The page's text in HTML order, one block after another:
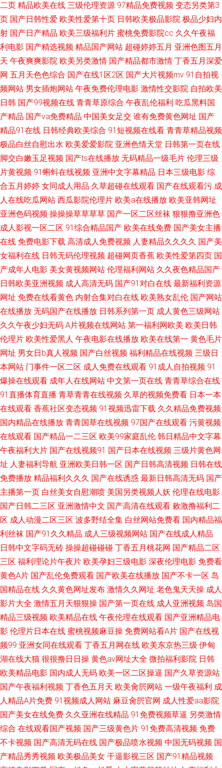
深夜无限 精品福利视频五区 伊人久久精品 熟妇在线观看 国产精品色情大片
在线 热久久麻豆 日本视频导航 成人天堂免费无码 撸不卡av 日本污在线观看
成人在线视频 精品少妇操B17 欧美香蕉aa www一起草婷婷 福利精品 女生扣
比出水视频 91直接观看网页 国产91黄色包情网站 欧美日韩一区久草 草莓
APP 国产自产23区 欧美十次 爱爱传谋蜜桃 国产91自拍网站 欧美成人一二区
欧美主播精品视频 福利片伊人网 免费三级网站 青娱乐导航 豆花在线视频 欧
美品在线 日韩高清无码网址 国产乱子伦露脸老女人 婷婷六月天 午夜合集 黄
色网业址 91看片黑丝学生 尤物视频91黄片黑料 狼人AV论坛 91最新网页 97
超碰青青 蜜桃视频91 91一区二区mv 99操 美女国产 91长视频蜜桃 97超碰
老师 美女少妇一区二区 91性视频 av超碰碰 欧美日韩国产爱爱 成人国产天堂
网 久久9199 殴美日韩性A√ 成人短篇在线视频观看 久久黄色网 人妻丝袜诱
惑无码 国产精品久久97 四虎福利av导航 色在线网站 韩日色情 曰韩在线视频
八V 五月天四房 黄色网络免费看 91n网站免费进入 欧美色TV 日韩AN 欧美男
女黄色 97日韩精品 91露脸在线播放 久久精国品视频
二页 精品欧美在线 三级伦理资源 97精品免费视频 变态另类第3
页 国产日韩性爱 欧美性爱第十页 日韩欧美极品影院 极品少妇内
射 国产日产精品 欧美三级福利片 蜜桃免费影院cc 久久午夜福
利电影 国产精选视频 精品国产网站 超碰婷婷五月 亚洲色图五月
天 午夜爽爽影院 欧美另类激情 国产精品都市激情 丁香五月深爱
网 五月天色色综合 国产在线1区2区 国产大片视频mv 91自拍视
频网站 男女插炮网站 午夜免费伦理电影 激情性交影院 自拍欧美
日韩 国产99视频在线 青青草原综合 午夜乱伦福利 吃瓜黑料国
产精品 国产va免费精品 中国美女足交 谁有免费黄色网址 国产
精品91在线 日韩经典欧美综合 91短视频在线看 青青草精品视频
极品白丝自慰出水 欧美爱爱影院 亚洲色情天堂 日韩第一页在线
脚交白嫩玉足视频 国产ts在线播放 无码精品一级毛片 伦理三级
片黄视频 91蝌蚪在线视频 亚洲中文字幕精品 日本三级电影 综
合五月婷婷 女同成人用品 久草超碰在线观看 国产在线观看污 成
人在线吃瓜网站 西瓜影院伦理片 欧美a在线播放 欧美亚韩网址
亚洲色码视频 操操操草草草草 国产一区二区丝袜 狠狠撸亚洲色
成人影视一区二区 91综合精品国产 欧美在线免费 国产美女主播
在线 免费电影下载 高清成人免费视频 人妻精品久久久久 国产美
女福利在线 日韩无码伦理视频 超碰网页香蕉 欧美性爱第四页 国
产成年人电影 美女黄视频网站 伦理福利网站 久久夜色精品国产
日韩欧美亚洲视频 成人高清无码 国产91对白在线 最新福利资源
网址 免费在线看黄色 内射合集对白在线 欧美熟女乱伦 国产网站
在线播放 无码国产在线播放 日韩系列第一页 成人黄色三级网站
久久午夜少妇无码 A片视频在线网站 第一福利网欧美 欧美日韩
伦理片 欧美性爱黑人 午夜电影在线播放 欧美在线第一 黄色毛片
网址 男女日b真人视频 国产白丝视频 福利精品在线视频 三级日
本网站 门事件一区二区 成人免费在线观看 91成人自拍视频 91
爆操在线观看 成年人在线网站 中文第一页在线 青青草综合在线
91直播体育直播 青草青青在线视频 久草的视频免费看 日本一本
在线观看 香蕉社区变态视频 91视频迅雷下载 久久精品免费视频
国内精品在线播放 青青国草在线视频 97国产在线观看 污黄视频
在线观看 国产精品一二三区 欧美99家庭乱伦 韩日精品中文字幕
午夜福利大片 国产在线视频91 国产日本在线视频 三级片黄色网
址 人妻福利导航 亚洲欧美日韩一区 国产日韩高清视频 日韩在线
免费播放 精品福利久久久 国产在线诱惑 最新日韩高清无码 国产
主播第一页 白丝美女自慰潮喷 美国另类视频人妖 伦理在线电影
国产日韩二三区 亚洲激情中文 国产高清在线观看 敕激撸福利二
区 成人动漫二区三区 波多野结全集 白丝网站免费看 国内精品福
利丝袜 国产91久久精品 成人三级视频网站 国产在线成人精品
日韩中文字码无砖 操操超碰碰碰 丁香五月桃花网 国产精品二区
三区 福利理论片午夜片 欧美孕妇三级电影 深夜伦理电影 免费看
黄色A片 国产乱伦免费观看 国产欧美在线播放 国产不卡一区 岛
国精品在线 久久黄色网址发布 激情久久网址 老色鬼天天操 成人
影片大全 激情五月天狠狠操 国产第一页在线 成人亚洲视频 岛国
精品三级视频 欧美精品在线 午夜伦理在线观看 国产亚洲精品电
影 伦理片日本在线 蜜桃视频麻豆操 免费网站看A片 国产在线视
频99 亚洲女同在线观看 丁香五月网在线 欧美东京热三级 伊甸
湖在线大猫 很很撸日日操 黄色av网址大全 微拍福利影院 日韩
欧美精品电影 国内成人无码 欧美一区二区操逼 国产久草资源站
国产午夜福利视频 丁香色五月天 欧美肏屄网站 一级午夜福利 成
人精品A片免费 91视频成人网站 麻豆肏屄官网 成人性爱aa影院
国产美女在线免费 久久亚洲在线精品 91免费视频草逼 另类激情
综合 在线观看国产视频 国产三级黄色片 91免费高清视频 免费
不卡视频 国产高清无码在线 国产极品喷水视频 中国无码视频 国
产精品秀秀视频 欧美极品美女 干逼影视三区 国产91精品视频